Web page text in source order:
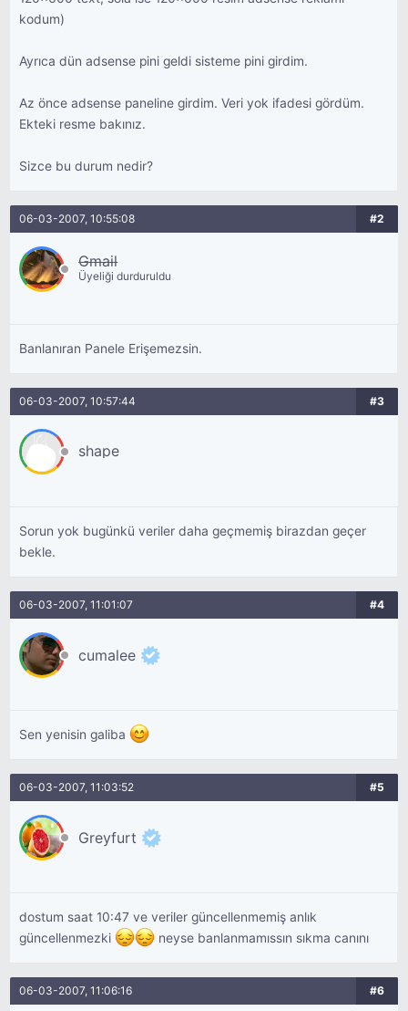
kodum)
Ayrıca dün adsense pini geldi sisteme pini girdim.
Az önce adsense paneline girdim. Veri yok ifadesi gördüm.
Ekteki resme bakınız.
Sizce bu durum nedir?
06-03-2007, 10:55:08 #2
Gmail
Üyeliği durduruldu
Banlanıran Panele Erişemezsin.
06-03-2007, 10:57:44 #3
shape
Sorun yok bugünkü veriler daha geçmemiş birazdan geçer
bekle.
06-03-2007, 11:01:07 #4
cumalee
Sen yenisin galiba
06-03-2007, 11:03:52 #5
Greyfurt
dostum saat 10:47 ve veriler güncellenmemiş anlık
güncellenmezki
neyse banlanmamıssın sıkma canını
06-03-2007, 11:06:16 #6